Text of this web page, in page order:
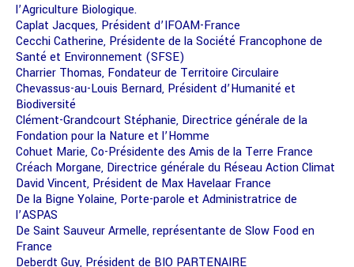
l’Agriculture Biologique.
Caplat Jacques, Président d’IFOAM-France
Cecchi Catherine, Présidente de la Société Francophone de
Santé et Environnement (SFSE)
Charrier Thomas, Fondateur de Territoire Circulaire
Chevassus-au-Louis Bernard, Président d’Humanité et
Biodiversité
Clément-Grandcourt Stéphanie, Directrice générale de la
Fondation pour la Nature et l’Homme
Cohuet Marie, Co-Présidente des Amis de la Terre France
Créach Morgane, Directrice générale du Réseau Action Climat
David Vincent, Président de Max Havelaar France
De la Bigne Yolaine, Porte-parole et Administratrice de
l’ASPAS
De Saint Sauveur Armelle, représentante de Slow Food en
France
Deberdt Guy, Président de BIO PARTENAIRE